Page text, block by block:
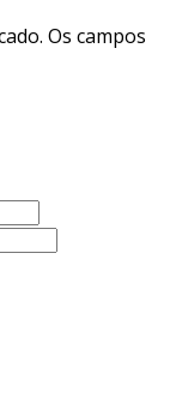
Os campos